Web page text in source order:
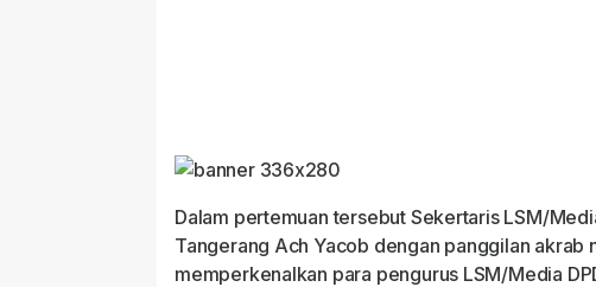
Dalam pertemuan tersebut Sekertaris LSM/
Tangerang Ach Yacob dengan panggilan akrab
memperkenalkan para pengurus LSM/Media